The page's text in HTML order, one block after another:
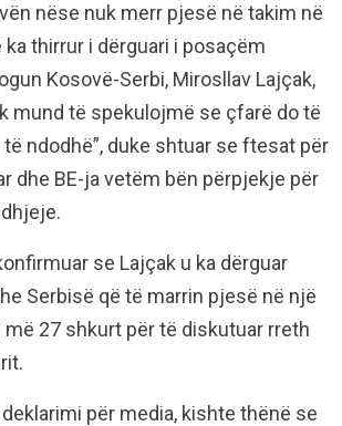
nëse nuk merr pjesë në takim në
ka thirrur i dërguari i posaçëm
Kosovë-Serbi, Mirosllav Lajçak,
mund të spekulojmë se çfarë do të
ndodhë”, duke shtuar se ftesat për
dhe BE-ja vetëm bën përpjekje për
se Lajçak u ka dërguar
Serbisë që të marrin pjesë në një
27 shkurt për të diskutuar rreth
për media, kishte thënë se